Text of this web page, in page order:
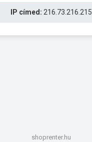
IP címed: 216.73.216.215
shoprenter.hu